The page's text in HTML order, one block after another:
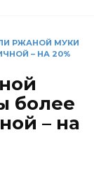
РЖАНОЙ МУКИ
– НА 20%
более
– на